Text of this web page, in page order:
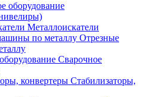
оборудование
Металлоискатели
Отрезные
Сварочное
Стабилизаторы,